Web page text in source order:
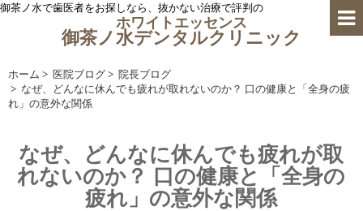
御茶ノ水で歯医者をお探しなら、抜かない治療で評判の
ホワイトエッセンス
御茶ノ水デンタルクリニック
ホーム > 医院ブログ > 院長ブログ
> なぜ、どんなに休んでも疲れが取れないのか？ 口の健康と「全身の疲
れ」の意外な関係
なぜ、どんなに休んでも疲れが取
れないのか？ 口の健康と「全身の
疲れ」の意外な関係